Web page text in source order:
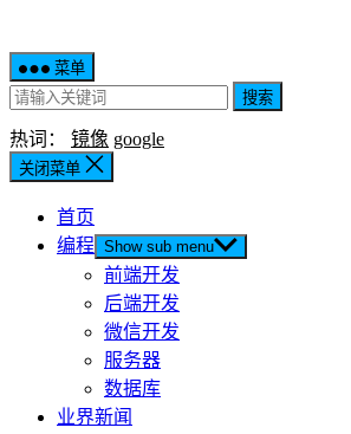
菜单
搜索
热词： 镜像 google
关闭菜单
首页
编程 Show sub menu
前端开发
后端开发
微信开发
服务器
数据库
业界新闻